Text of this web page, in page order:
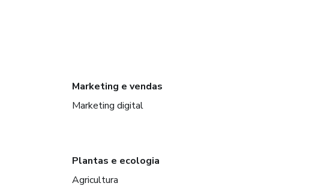
Marketing e vendas
Marketing digital
Plantas e ecologia
Agricultura